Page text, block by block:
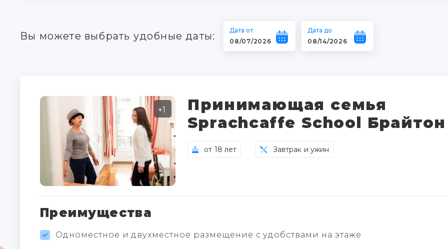
Вы можете выбрать удобные даты: Дата от Дата до
+1
Принимающая семья
Sprachcaffe School Брайтон
от 18 лет Завтрак и ужин
Преимущества
Одноместное и двухместное размещение с удобствами на этаже